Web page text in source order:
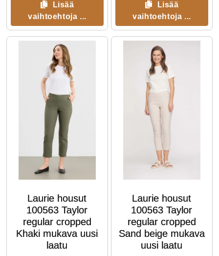
Lisää
vaihtoehtoja ...
Lisää
vaihtoehtoja ...
Laurie housut
100563 Taylor
regular cropped
Khaki mukava uusi
laatu
Laurie housut
100563 Taylor
regular cropped
Sand beige mukava
uusi laatu